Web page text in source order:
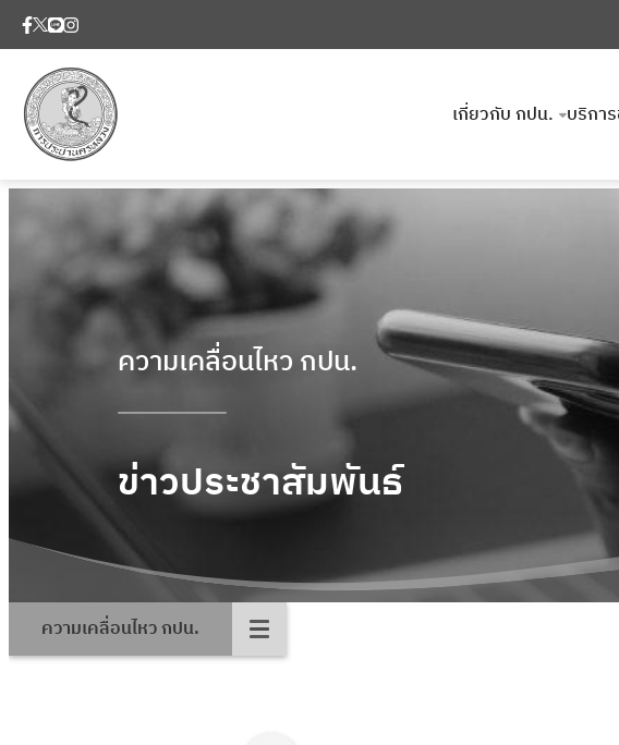
เกี่ยวกับ กปน. บริกา
ความเคลื่อนไหว กปน.
ข่าวประชาสัมพันธ์
ความเคลื่อนไหว กปน.